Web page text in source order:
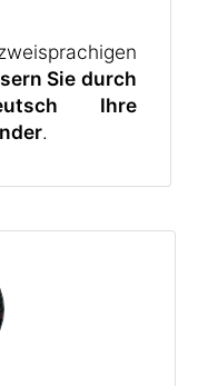
Sie durch
Ihre
.